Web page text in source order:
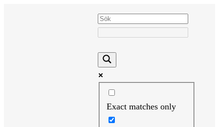
Exact matches only